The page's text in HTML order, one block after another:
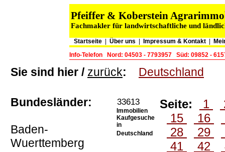
Pfeiffer & Koberstein
Fachmakler für landwirtschaftliche und
Startseite Über uns Impressum & Kontakt
Info-Telefon
Nord: 04503 - 7793957 Süd: 09852 -
Sie sind hier / zurück: Deutschland
Bundesländer:
Baden-
Wuerttemberg
33613
Immobilien
Kaufgesuche
in
Deutschland
Seite: 1
15
16
28
29
41
42